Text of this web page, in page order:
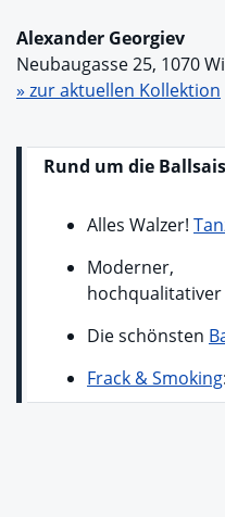
Alexander Georgiev
Neubaugasse 25, 1070
» zur aktuellen Kollektion
Rund um die
Alles Walzer!
Moderner,
hochqualitativer
Die schönsten
Frack & Smoking